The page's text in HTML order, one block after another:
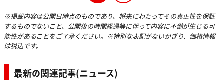
※掲載内容は公開日時点のものであり、将来にわたってその真正性を保証
するものでないこと、公開後の時間経過等に伴って内容に不備が生じる可
能性があることをご了承ください。※特別な表記がないかぎり、価格情報
は税込です。
最新の関連記事(ニュース)